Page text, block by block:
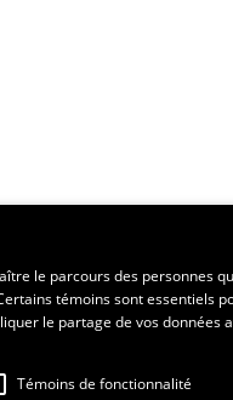
le parcours des personnes
témoins sont essentiels
le partage de vos données
Témoins de fonctionnalité